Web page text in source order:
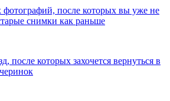
после которых вы уже не
снимки как раньше
после которых захочется вернуться в